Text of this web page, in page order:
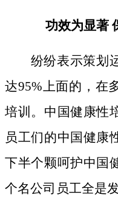
功效为显著
纷纷表示策划
达95%上面的，在
培训。中国健康性
员工们的中国健康
下半个颗呵护中国
个名公司员工全是